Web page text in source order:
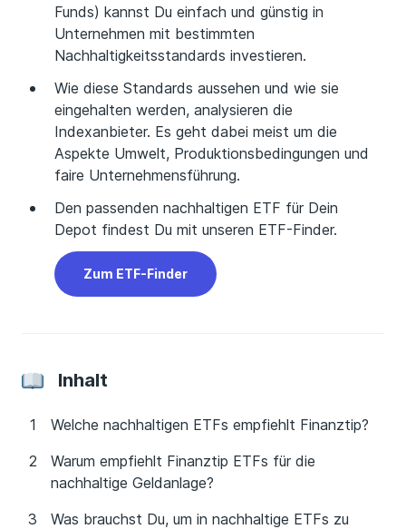
Funds) kannst Du einfach und günstig in
Unternehmen mit bestimmten
Nachhaltigkeitsstandards investieren.
Wie diese Standards aussehen und wie sie
eingehalten werden, analysieren die
Indexanbieter. Es geht dabei meist um die
Aspekte Umwelt, Produktionsbedingungen und
faire Unternehmensführung.
Den passenden nachhaltigen ETF für Dein
Depot findest Du mit unseren ETF-Finder.
Zum ETF-Finder
Inhalt
Welche nachhaltigen ETFs empfiehlt Finanztip?
Warum empfiehlt Finanztip ETFs für die
nachhaltige Geldanlage?
Was brauchst Du, um in nachhaltige ETFs zu